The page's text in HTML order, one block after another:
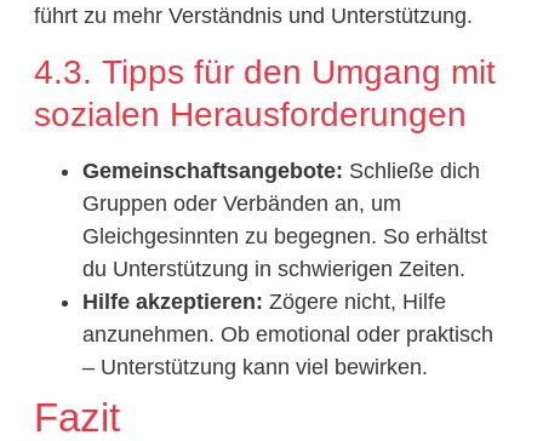
führt zu mehr Verständnis und Unterstützung.
4.3. Tipps für den Umgang mit
sozialen Herausforderungen
Gemeinschaftsangebote: Schließe dich
Gruppen oder Verbänden an, um
Gleichgesinnten zu begegnen. So erhältst
du Unterstützung in schwierigen Zeiten.
Hilfe akzeptieren: Zögere nicht, Hilfe
anzunehmen. Ob emotional oder praktisch
– Unterstützung kann viel bewirken.
Fazit